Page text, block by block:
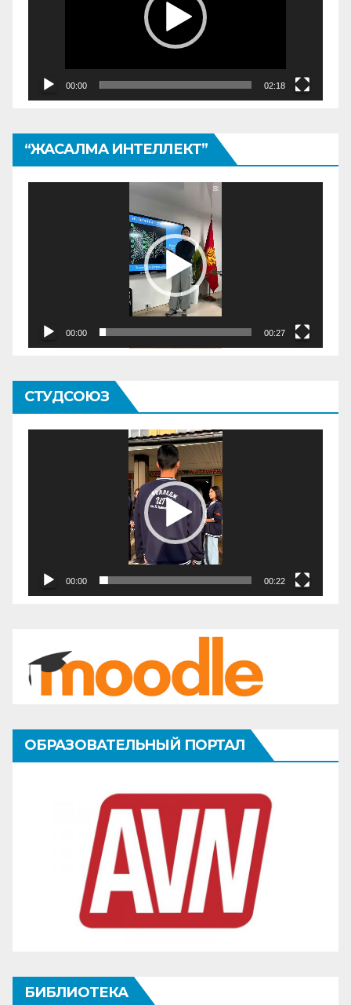
00:00 02:18
“ЖАСАЛМА ИНТЕЛЛЕКТ”
00:00 00:27
СТУДСОЮЗ
00:00 00:22
ОБРАЗОВАТЕЛЬНЫЙ ПОРТАЛ
БИБЛИОТЕКА